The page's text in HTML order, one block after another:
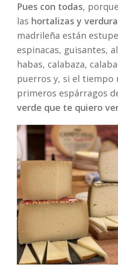
Pues con todas,
las hortalizas y
madrileña están
espinacas, guisantes,
habas, calabaza,
puerros y, si el tiempo
primeros espárragos
verde que te quiero